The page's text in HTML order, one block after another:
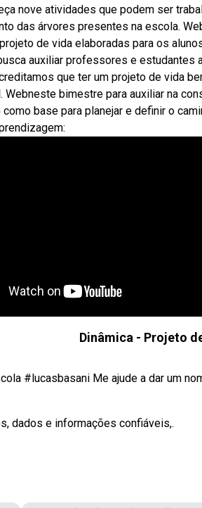
nove atividades que podem ser
das árvores presentes na escola.
de vida elaboradas para os
auxiliar professores e estudantes
que ter um projeto de vida
bimestre para auxiliar na
base para planejar e definir o
Dinâmica - Projeto
#lucasbasani Me ajude a dar um
dados e informações confiáveis,.